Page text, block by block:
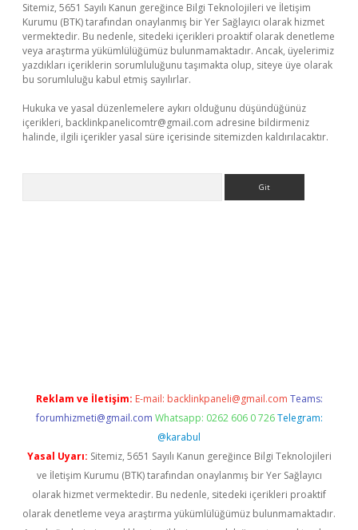
Sitemiz, 5651 Sayılı Kanun gereğince Bilgi Teknolojileri ve İletişim
Kurumu (BTK) tarafından onaylanmış bir Yer Sağlayıcı olarak hizmet
vermektedir. Bu nedenle, sitedeki içerikleri proaktif olarak denetleme
veya araştırma yükümlülüğümüz bulunmamaktadır. Ancak, üyelerimiz
yazdıkları içeriklerin sorumluluğunu taşımakta olup, siteye üye olarak
bu sorumluluğu kabul etmiş sayılırlar.
Hukuka ve yasal düzenlemelere aykırı olduğunu düşündüğünüz
içerikleri, backlinkpanelicomtr@gmail.com adresine bildirmeniz
halinde, ilgili içerikler yasal süre içerisinde sitemizden kaldırılacaktır.
Reklam ve İletişim: E-mail: backlinkpaneli@gmail.com Teams:
forumhizmeti@gmail.com Whatsapp: 0262 606 0 726 Telegram:
@karabul
Yasal Uyarı: Sitemiz, 5651 Sayılı Kanun gereğince Bilgi Teknolojileri
ve İletişim Kurumu (BTK) tarafından onaylanmış bir Yer Sağlayıcı
olarak hizmet vermektedir. Bu nedenle, sitedeki içerikleri proaktif
olarak denetleme veya araştırma yükümlülüğümüz bulunmamaktadır.